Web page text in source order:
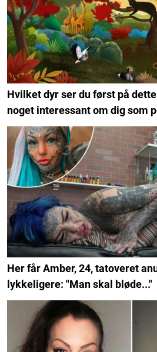
Hvilket dyr ser du først på
noget interessant om dig som
Her får Amber, 24, tatoveret
lykkeligere: "Man skal bløde..."